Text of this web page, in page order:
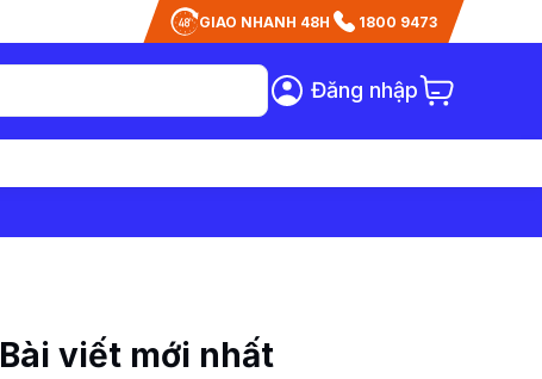
GIAO NHANH 48H 1800 9473
Đăng nhập
Bài viết mới nhất